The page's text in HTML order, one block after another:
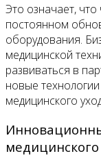
Это означает,
постоянном
оборудования.
медицинской
развиваться в
новые
медицинского